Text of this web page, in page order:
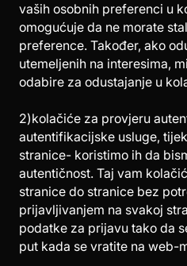
vaših osobnih preferenci u
omogućuje da ne morate
preference. Također, ako
utemeljenih na interesima,
odabire za odustajanje u
2)kolačiće za provjeru
autentifikacijske usluge,
stranice- koristimo ih da
autentičnost. Taj vam
stranice do stranice bez
prijavljivanjem na svakoj
podatke za prijavu tako da
put kada se vratite na web-